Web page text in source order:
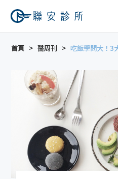
首頁 醫周刊 吃飯學問大！3